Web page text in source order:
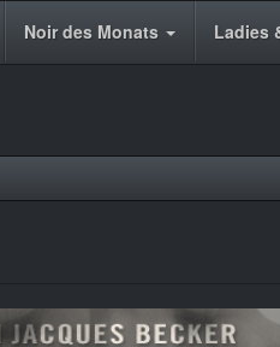
Noir des Monats Ladies